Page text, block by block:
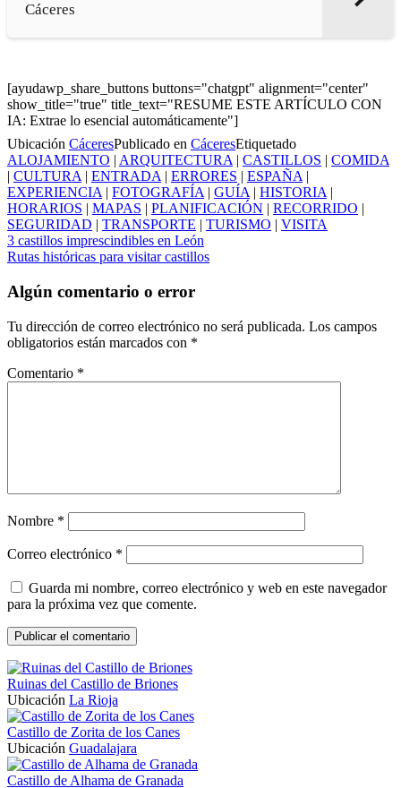
Cáceres
[ayudawp_share_buttons buttons="chatgpt" alignment="center"
show_title="true" title_text="RESUME ESTE ARTÍCULO CON
IA: Extrae lo esencial automáticamente"]
Ubicación CáceresPublicado en CáceresEtiquetado
ALOJAMIENTO
ARQUITECTURA| CASTILLOS
COMIDA
CULTURA| ENTRADA| ERRORES ESPAÑA|
EXPERIENCIA| FOTOGRAFÍA| GUÍA| HISTORIA|
HORARIOS
MAPAS PLANIFICACIÓN RECORRIDO
SEGURIDAD
TRANSPORTE TURISMO VISITA
Navegación
de
entradas
3 castillos imprescindibles en León
Rutas históricas para visitar castillos
Algún comentario o error
Tu dirección de correo electrónico no será publicada. Los campos
obligatorios están marcados con *
Comentario *
Nombre *
Correo electrónico *
Guarda mi nombre, correo electrónico y web en este navegador
para la próxima vez que comente.
Ruinas del Castillo de Briones
Ubicación La Rioja
Castillo de Zorita de los Canes
Ubicación Guadalajara
Castillo de Alhama de Granada